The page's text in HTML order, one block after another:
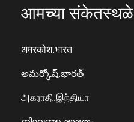
आमच्या संकेतस्थळे
अमरकोश.भारत
అమర్కోష్.భారత్
அகராதி.இந்தியா